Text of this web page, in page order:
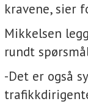
kravene, sier
Mikkelsen
rundt
-Det er også